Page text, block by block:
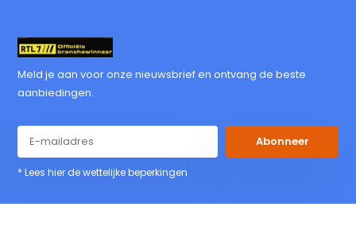
Meld je aan voor onze nieuwsbrief en ontvang de beste
aanbiedingen.
Abonneer
* Lees hier de wettelijke beperkingen